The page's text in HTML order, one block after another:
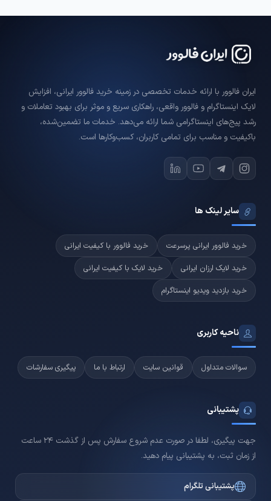
ایران فالوور با ارائه خدمات تخصصی در زمینه خرید فالوور ایرانی، افزایش
لایک اینستاگرام و فالوور واقعی، راهکاری سریع و موثر برای بهبود تعاملات و
رشد پیج‌های اینستاگرامی شما ارائه می‌دهد. خدمات ما تضمین‌شده،
باکیفیت و مناسب برای تمامی کاربران، کسب‌وکارها است.
سایر لینک ها
خرید فالوور ایرانی پرسرعت
خرید فالوور با کیفیت ایرانی
خرید لایک ارزان ایرانی
خرید لایک با کیفیت ایرانی
خرید بازدید ویدیو اینستاگرام
ناحیه کاربری
سوالات متداول قوانین سایت ارتباط با ما پیگیری سفارشات
پشتیبانی
جهت پیگیری، لطفا در صورت عدم شروع سفارش پس از گذشت 24 ساعت
از زمان ثبت، به پشتیبانی پیام دهید.
پشتیبانی تلگرام